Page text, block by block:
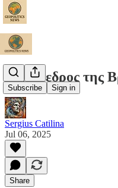
Subscribe Sign in
Ο Πρόεδρος της
Sergius Catilina
Jul 06, 2025
Share